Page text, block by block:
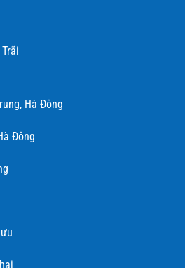
Hà Đông
Đông